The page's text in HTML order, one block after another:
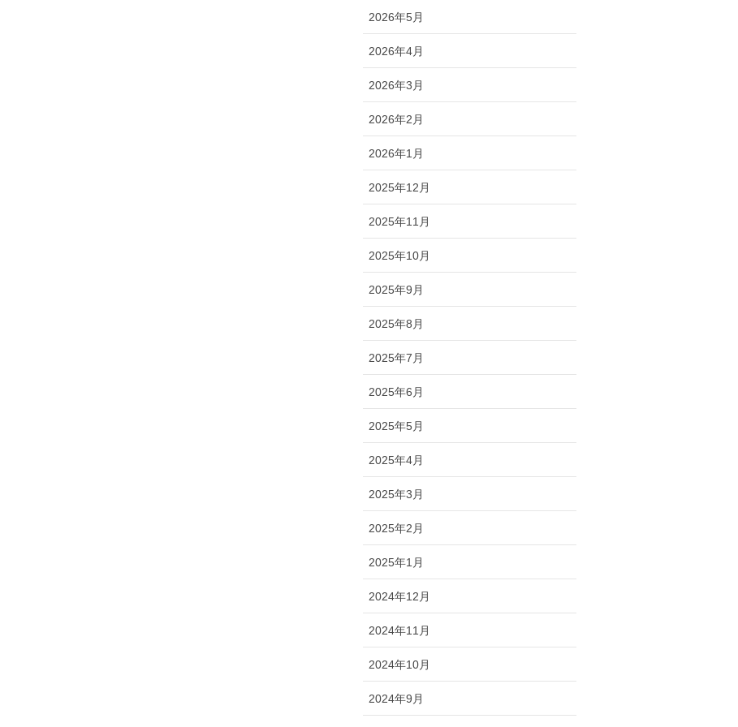
2026年5月
2026年4月
2026年3月
2026年2月
2026年1月
2025年12月
2025年11月
2025年10月
2025年9月
2025年8月
2025年7月
2025年6月
2025年5月
2025年4月
2025年3月
2025年2月
2025年1月
2024年12月
2024年11月
2024年10月
2024年9月